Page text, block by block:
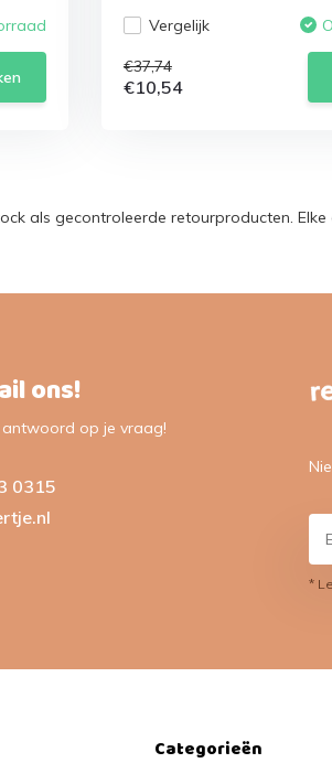
Vergelijk
€37,74
€10,54
als gecontroleerde retourproducten.
ons!
antwoord op je vraag!
0315
*
Categorieën